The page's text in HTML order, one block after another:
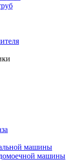
машины
машины